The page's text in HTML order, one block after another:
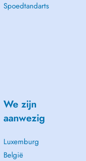
Spoedtandarts
We zijn
aanwezig
Luxemburg
België